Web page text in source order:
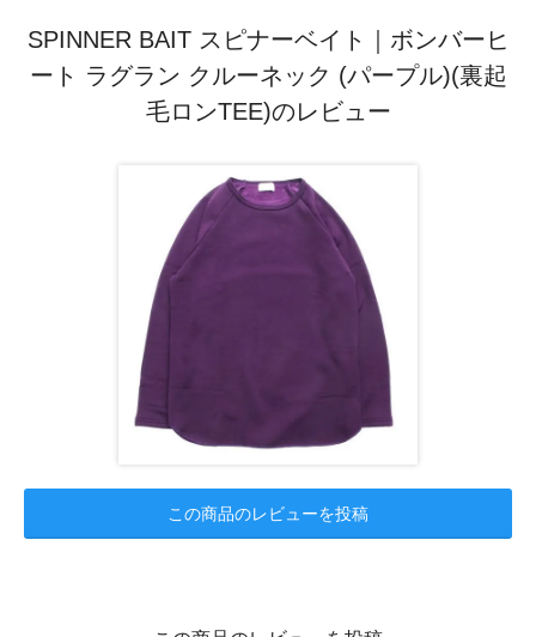
SPINNER BAIT スピナーベイト｜ボンバーヒ
ート ラグラン クルーネック (パープル)(裏起
毛ロンTEE)のレビュー
この商品のレビューを投稿